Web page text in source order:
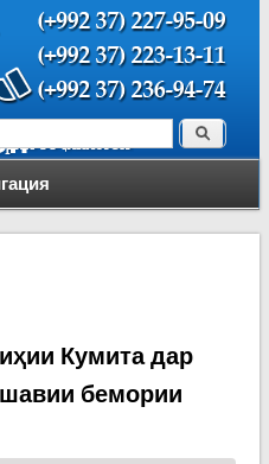
поиска Поиск
Кумита дар
бемории